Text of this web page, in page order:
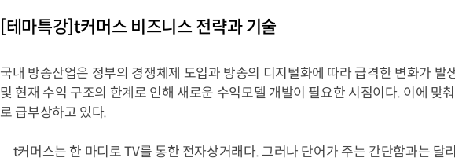
[테마특강]t커머스 비즈니스 전략과 기술
국내 방송산업은 정부의 경쟁체제 도입과 방송의 디지털화에 따라 급격한 변화가 발
및 현재 수익 구조의 한계로 인해 새로운 수익모델 개발이 필요한 시점이다. 이에 맞
로 급부상하고 있다.
t커머스는 한 마디로 TV를 통한 전자상거래다. 그러나 단어가 주는 간단함과는 달